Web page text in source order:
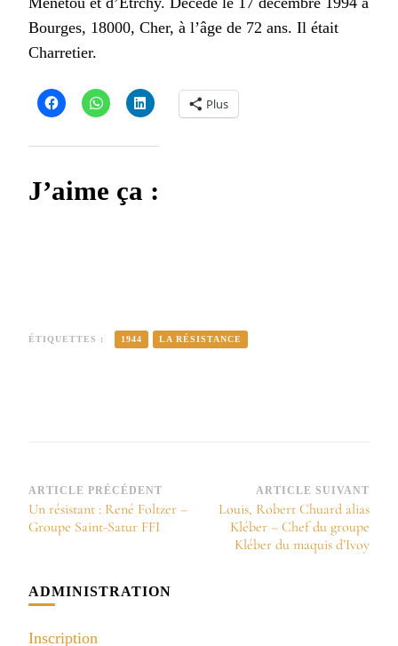
Bourges, 18000, Cher, à l’âge de 72 ans. Il était
Charretier.
Plus
J’aime ça :
ÉTIQUETTES : 1944 LA RÉSISTANCE
Navigation
d’article
ARTICLE PRÉCÉDENT
Un résistant : René Foltzer –
Groupe Saint-Satur FFI
ARTICLE SUIVANT
Louis, Robert Chuard alias
Kléber – Chef du groupe
Kléber du maquis d’Ivoy
ADMINISTRATION
Inscription